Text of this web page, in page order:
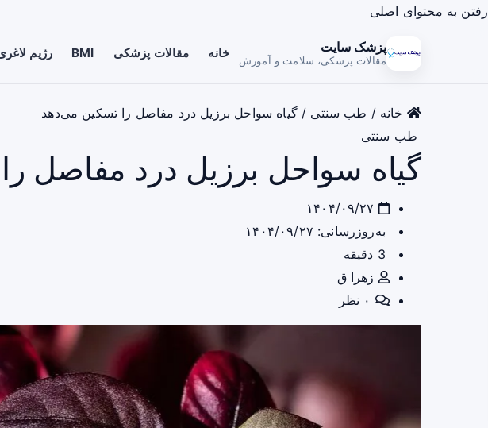
رفتن به محتوای اصلی
پزشک سایت
مقالات پزشکی، سلامت و آموزش خانه مقالات پزشکی BMI رژیم
خانه / طب سنتی / گیاه سواحل برزیل درد مفاصل را تسکین می‌دهد
طب سنتی
گیاه سواحل برزیل درد مفاصل
به‌روزرسانی: ۱۴۰۴/۰۹/۲۷
زهرا ق